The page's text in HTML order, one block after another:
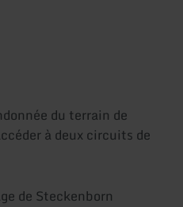
du terrain de
à deux circuits de
de Steckenborn